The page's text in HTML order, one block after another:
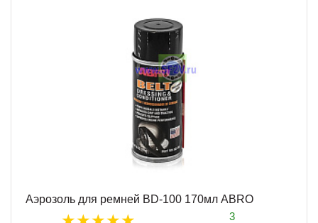
Аэрозоль для ремней BD-100 170мл ABRO
3